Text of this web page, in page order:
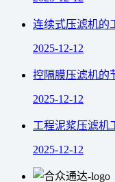
连续式压滤机的
2025-12-12
控隔膜压滤机的
2025-12-12
工程泥浆压滤机
2025-12-12